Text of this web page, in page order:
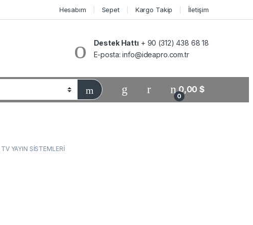
Hesabım Sepet Kargo Takip İletişim
Destek Hattı + 90 (312) 438 68 18
E-posta:info@ideapro.com.tr
0
0,00$
TV YAYIN SİSTEMLERİ